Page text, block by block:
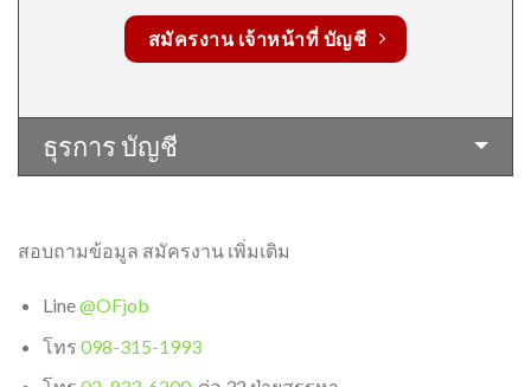
สมัครงาน เจ้าหน้าที่ บัญชี
ธุรการ บัญชี
สอบถามข้อมูล สมัครงาน เพิ่มเติม
Line@OFjob
โทร 098-315-1993